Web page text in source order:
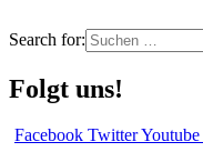
Search for:
Folgt uns!
Facebook TwitterYoutube